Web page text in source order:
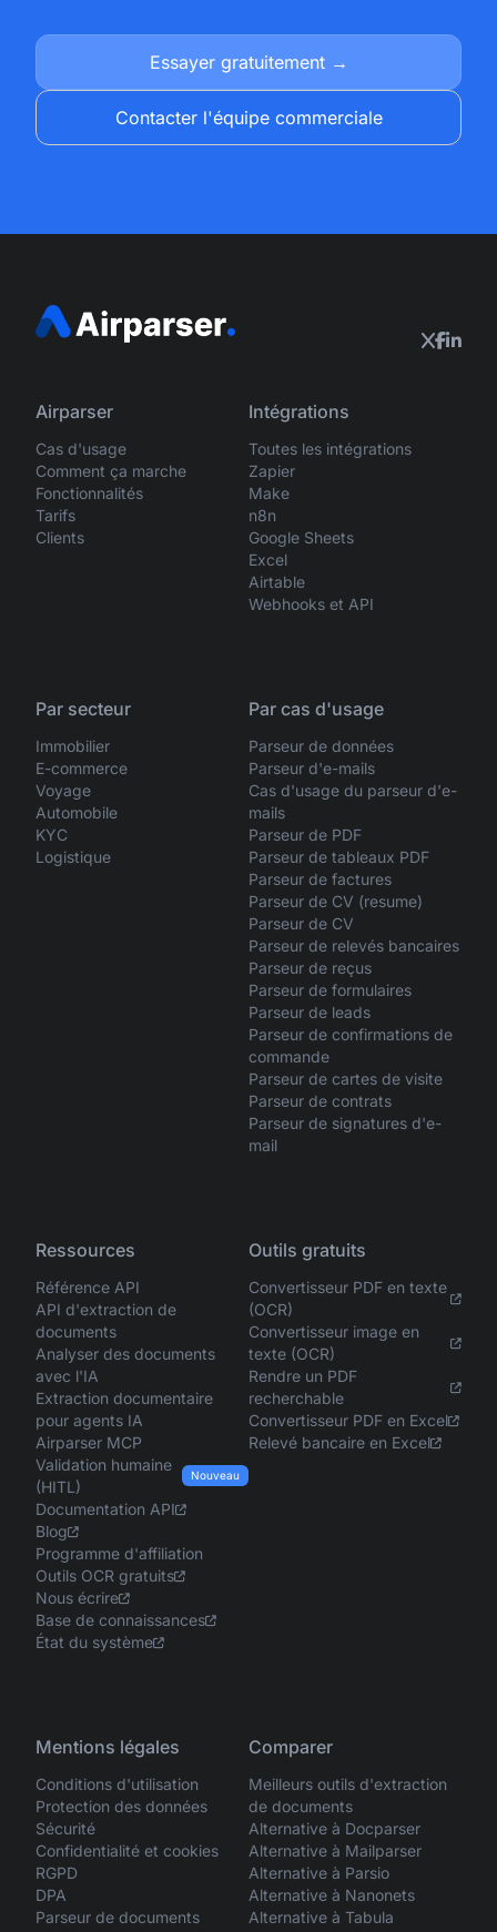
Essayer gratuitement →
Contacter l'équipe commerciale
Airparser
Cas d'usage
Comment ça marche
Fonctionnalités
Tarifs
Clients
Intégrations
Toutes les intégrations
Zapier
Make
n8n
Google Sheets
Excel
Airtable
Webhooks et API
Par secteur
Immobilier
E-commerce
Voyage
Automobile
KYC
Logistique
Par cas d'usage
Parseur de données
Parseur d'e-mails
Cas d'usage du parseur d'e-
mails
Parseur de PDF
Parseur de tableaux PDF
Parseur de factures
Parseur de CV (resume)
Parseur de CV
Parseur de relevés bancaires
Parseur de reçus
Parseur de formulaires
Parseur de leads
Parseur de confirmations de
commande
Parseur de cartes de visite
Parseur de contrats
Parseur de signatures d'e-
mail
Ressources
Référence API
API d'extraction de
documents
Analyser des documents
avec l'IA
Extraction documentaire
pour agents IA
Airparser MCP
Validation humaine
(HITL)
Nouveau
Documentation API
Blog
Programme d'affiliation
Outils OCR gratuits
Nous écrire
Base de connaissances
État du système
Outils gratuits
Convertisseur PDF en texte
(OCR)
Convertisseur image en
texte (OCR)
Rendre un PDF
recherchable
Convertisseur PDF en Excel
Relevé bancaire en Excel
Mentions légales
Conditions d'utilisation
Protection des données
Sécurité
Confidentialité et cookies
RGPD
DPA
Parseur de documents
Comparer
Meilleurs outils d'extraction
de documents
Alternative à Docparser
Alternative à Mailparser
Alternative à Parsio
Alternative à Nanonets
Alternative à Tabula